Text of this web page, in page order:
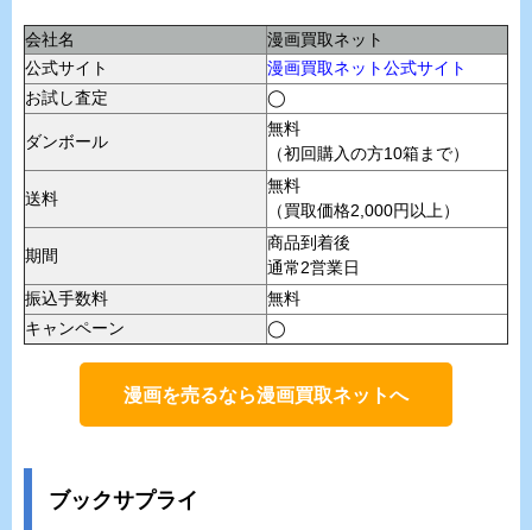
会社名
漫画買取ネット
公式サイト
漫画買取ネット公式サイト
お試し査定
◯
ダンボール
無料
（初回購入の方10箱まで）
送料
無料
（買取価格2,000円以上）
期間
商品到着後
通常2営業日
振込手数料
無料
キャンペーン
◯
漫画を売るなら漫画買取ネットへ
ブックサプライ